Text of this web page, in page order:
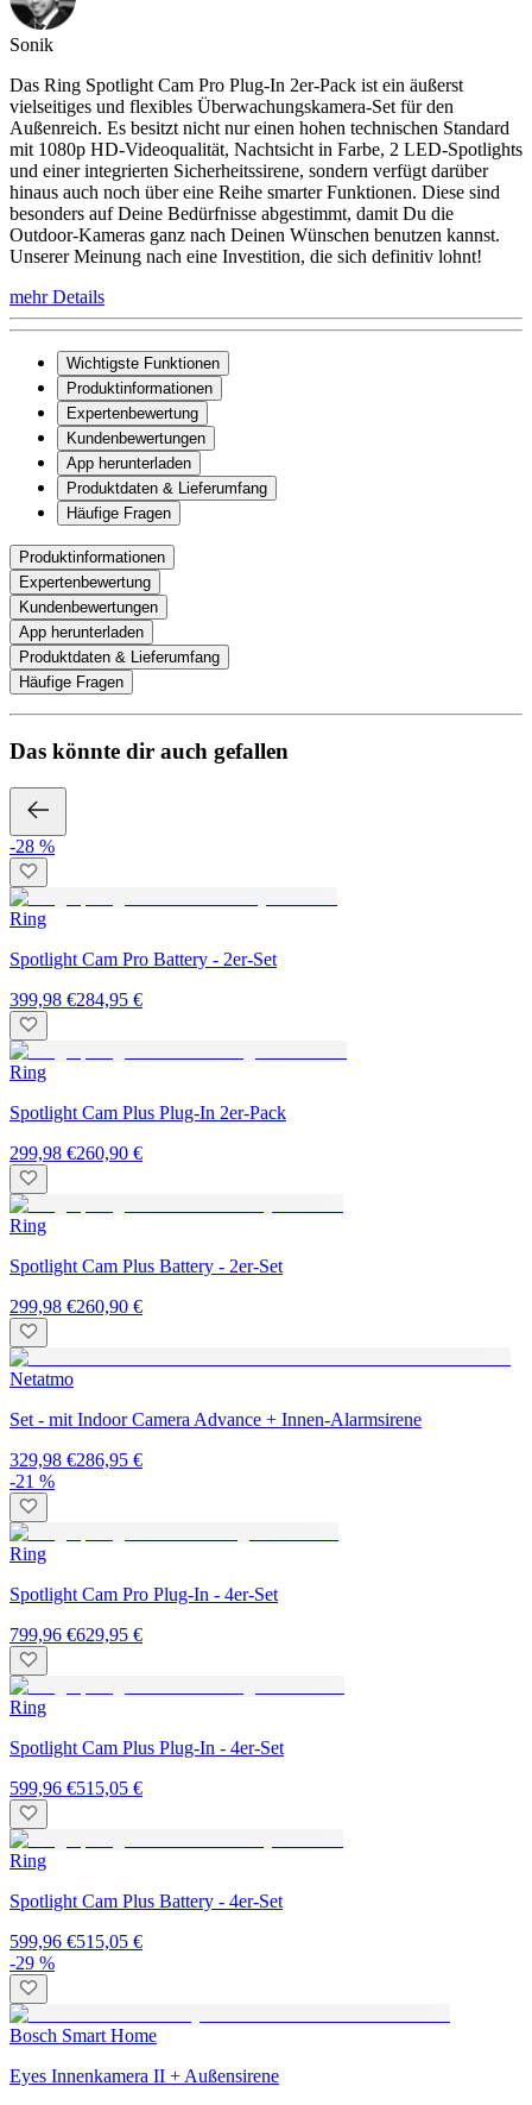
Sonik
Das Ring Spotlight Cam Pro Plug-In 2er-Pack ist ein äußerst
vielseitiges und flexibles Überwachungskamera-Set für den
Außenreich. Es besitzt nicht nur einen hohen technischen Standard
mit 1080p HD-Videoqualität, Nachtsicht in Farbe, 2 LED-Spotlights
und einer integrierten Sicherheitssirene, sondern verfügt darüber
hinaus auch noch über eine Reihe smarter Funktionen. Diese sind
besonders auf Deine Bedürfnisse abgestimmt, damit Du die
Outdoor-Kameras ganz nach Deinen Wünschen benutzen kannst.
Unserer Meinung nach eine Investition, die sich definitiv lohnt!
mehr Details
Wichtigste Funktionen
Produktinformationen
Expertenbewertung
Kundenbewertungen
App herunterladen
Produktdaten & Lieferumfang
Häufige Fragen
Produktinformationen
Expertenbewertung
Kundenbewertungen
App herunterladen
Produktdaten & Lieferumfang
Häufige Fragen
Das könnte dir auch gefallen
-28 %
Ring
Spotlight Cam Pro Battery - 2er-Set
399,98 €284,95 €
Ring
Spotlight Cam Plus Plug-In 2er-Pack
299,98 €260,90 €
Ring
Spotlight Cam Plus Battery - 2er-Set
299,98 €260,90 €
Netatmo
Set - mit Indoor Camera Advance + Innen-Alarmsirene
329,98 €286,95 €
-21 %
Ring
Spotlight Cam Pro Plug-In - 4er-Set
799,96 €629,95 €
Ring
Spotlight Cam Plus Plug-In - 4er-Set
599,96 €515,05 €
Ring
Spotlight Cam Plus Battery - 4er-Set
599,96 €515,05 €
-29 %
Bosch Smart Home
Eyes Innenkamera II + Außensirene